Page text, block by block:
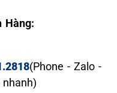
Hàng:
(Phone - Zalo -